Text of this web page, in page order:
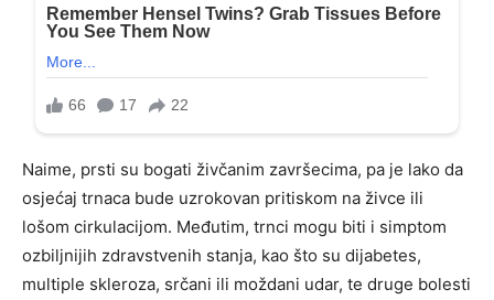
Naime, prsti su bogati živčanim završecima, pa je lako da
osjećaj trnaca bude uzrokovan pritiskom na živce ili
lošom cirkulacijom. Međutim, trnci mogu biti i simptom
ozbiljnijih zdravstvenih stanja, kao što su dijabetes,
multiple skleroza, srčani ili moždani udar, te druge bolesti